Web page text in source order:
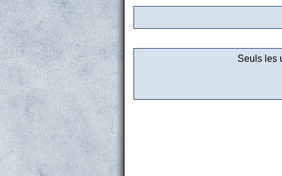
Seuls les